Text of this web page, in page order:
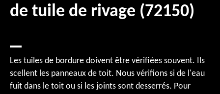
de tuile de rivage (72150)
Les tuiles de bordure doivent être vérifiées souvent. Ils
scellent les panneaux de toit. Nous vérifions si de l'eau
fuit dans le toit ou si les joints sont desserrés. Pour